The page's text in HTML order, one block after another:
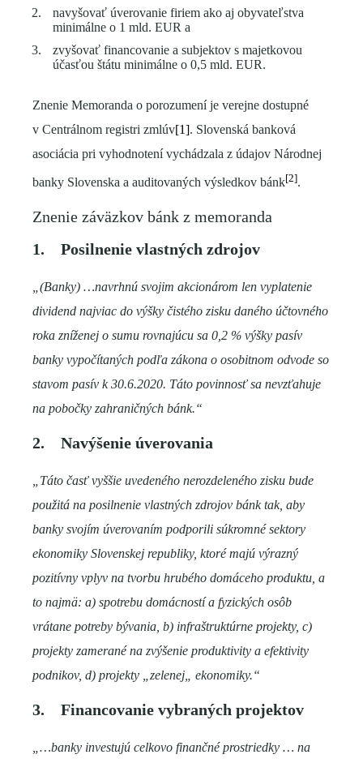
navyšovať úverovanie firiem ako aj obyvateľstva
minimálne o 1 mld. EUR a
zvyšovať financovanie a subjektov s majetkovou
účasťou štátu minimálne o 0,5 mld. EUR.
Znenie Memoranda o porozumení je verejne dostupné
v Centrálnom registri zmlúv[1]. Slovenská banková
asociácia pri vyhodnotení vychádzala z údajov Národnej
banky Slovenska a auditovaných výsledkov bánk[2].
Znenie záväzkov bánk z memoranda
1. Posilnenie vlastných zdrojov
„(Banky) …navrhnú svojim akcionárom len vyplatenie
dividend najviac do výšky čistého zisku daného účtovného
roka zníženej o sumu rovnajúcu sa 0,2 % výšky pasív
banky vypočítaných podľa zákona o osobitnom odvode so
stavom pasív k 30.6.2020. Táto povinnosť sa nevzťahuje
na pobočky zahraničných bánk.“
2. Navýšenie úverovania
„Táto časť vyššie uvedeného nerozdeleného zisku bude
použitá na posilnenie vlastných zdrojov bánk tak, aby
banky svojím úverovaním podporili súkromné sektory
ekonomiky Slovenskej republiky, ktoré majú výrazný
pozitívny vplyv na tvorbu hrubého domáceho produktu, a
to najmä: a) spotrebu domácností a fyzických osôb
vrátane potreby bývania, b) infraštruktúrne projekty, c)
projekty zamerané na zvýšenie produktivity a efektivity
podnikov, d) projekty „zelenej„ ekonomiky.“
3. Financovanie vybraných projektov
„…banky investujú celkovo finančné prostriedky … na